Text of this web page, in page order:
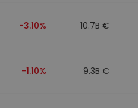
-3.10% 10.7B €
-1.10% 9.3B €